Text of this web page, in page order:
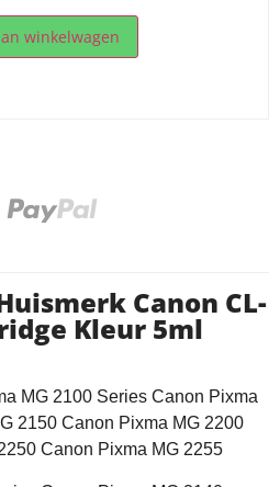
winkelwagen
Canon CL-
Kleur 5ml
MG 2100 Series Canon Pixma
2150 Canon Pixma MG 2200
Canon Pixma MG 2255